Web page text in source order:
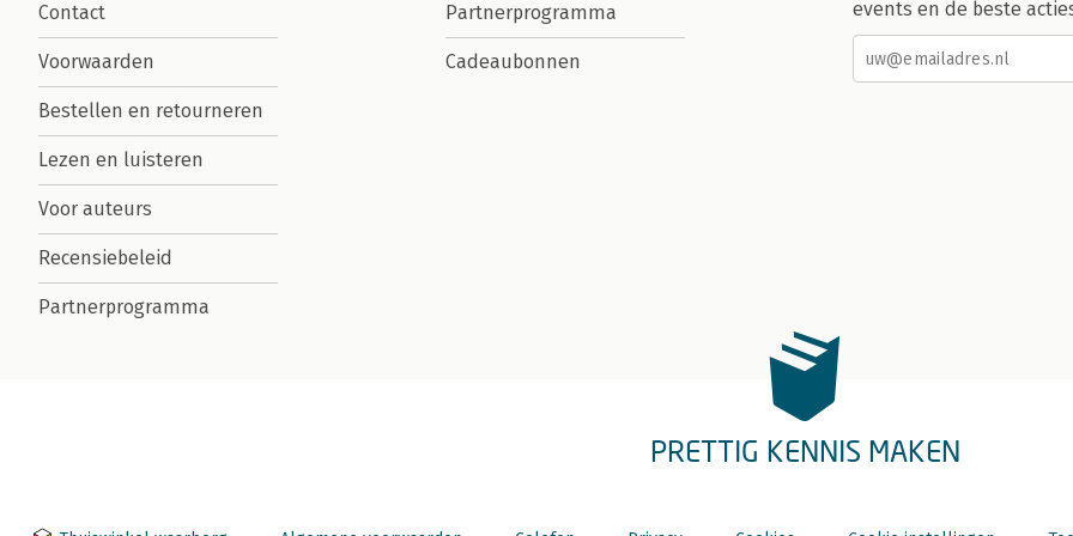
Contact
Voorwaarden
Bestellen en retourneren
Lezen en luisteren
Voor auteurs
Recensiebeleid
Partnerprogramma
Partnerprogramma
Cadeaubonnen
events en de beste
PRETTIG KENNIS MAKEN